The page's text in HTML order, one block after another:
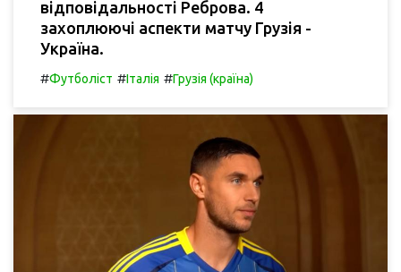
відповідальності Реброва. 4
захоплюючі аспекти матчу Грузія -
Україна.
#Футболіст #Італія #Грузія (країна)